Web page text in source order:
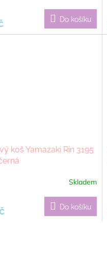
Do košíku
koš Yamazaki Rin 3195
Skladem
Do košíku